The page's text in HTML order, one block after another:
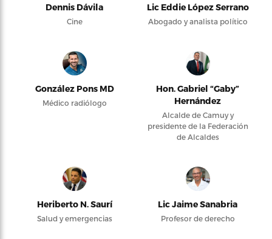
Dennis Dávila
Cine
Lic Eddie López Serrano
Abogado y analista político
González Pons MD
Médico radiólogo
Hon. Gabriel “Gaby”
Hernández
Alcalde de Camuy y
presidente de la Federación
de Alcaldes
Heriberto N. Saurí
Salud y emergencias
Lic Jaime Sanabria
Profesor de derecho